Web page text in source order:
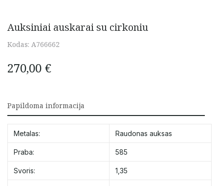
Auksiniai auskarai su cirkoniu
Kodas: A766662
270,00 €
Papildoma informacija
Metalas: Raudonas auksas
Praba: 585
Svoris: 1,35